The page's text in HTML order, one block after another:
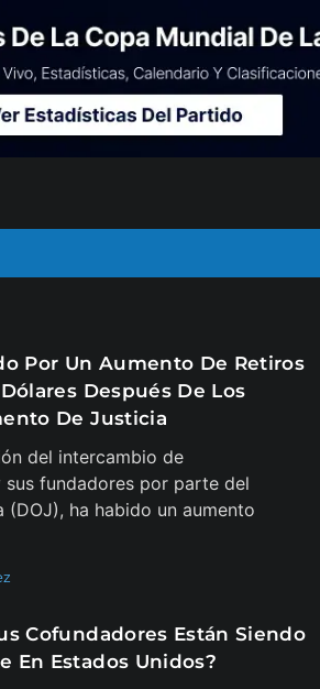
Por Un Aumento De Retiros
Después De Los
De Justicia
del intercambio de
fundadores por parte del
ha habido un aumento
Cofundadores Están Siendo
En Estados Unidos?